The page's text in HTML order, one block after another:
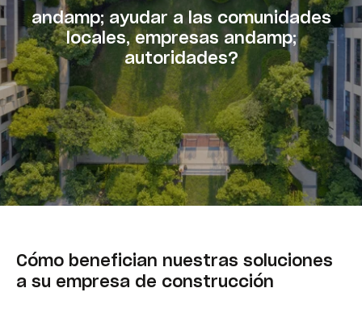
andamp; ayudar a las comunidades
locales, empresas andamp;
autoridades?
Cómo benefician nuestras soluciones
a su empresa de construcción